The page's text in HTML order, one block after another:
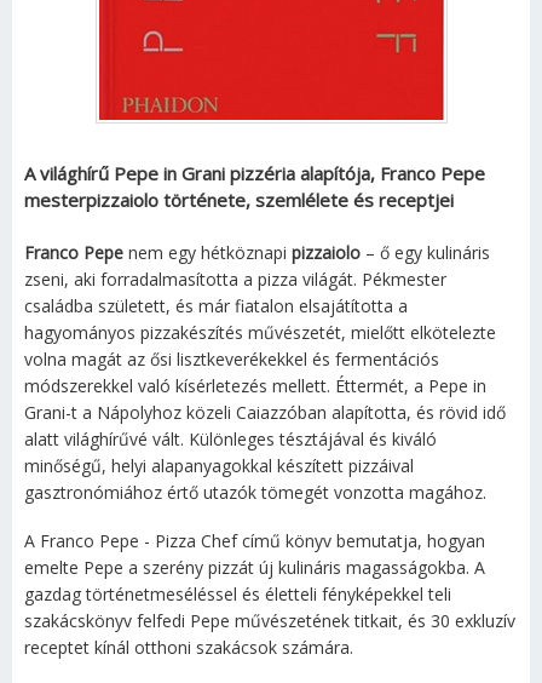
A világhírű Pepe in Grani pizzéria alapítója, Franco Pepe
mesterpizzaiolo története, szemlélete és receptjei
Franco Pepe nem egy hétköznapi pizzaiolo – ő egy kulináris
zseni, aki forradalmasította a pizza világát. Pékmester
családba született, és már fiatalon elsajátította a
hagyományos pizzakészítés művészetét, mielőtt elkötelezte
volna magát az ősi lisztkeverékekkel és fermentációs
módszerekkel való kísérletezés mellett. Éttermét, a Pepe in
Grani-t a Nápolyhoz közeli Caiazzóban alapította, és rövid idő
alatt világhírűvé vált. Különleges tésztájával és kiváló
minőségű, helyi alapanyagokkal készített pizzáival
gasztronómiához értő utazók tömegét vonzotta magához.
A Franco Pepe - Pizza Chef című könyv bemutatja, hogyan
emelte Pepe a szerény pizzát új kulináris magasságokba. A
gazdag történetmeséléssel és életteli fényképekkel teli
szakácskönyv felfedi Pepe művészetének titkait, és 30 exkluzív
receptet kínál otthoni szakácsok számára.